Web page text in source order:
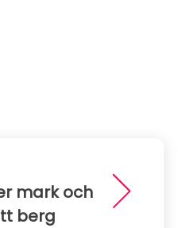
mark och
berg